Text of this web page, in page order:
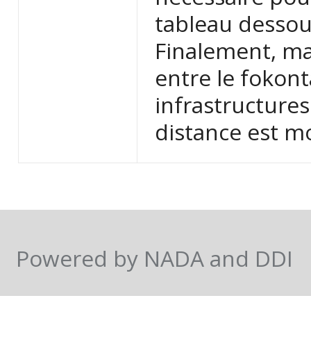
tableau
Finalement,
entre le
infrastructures
distance est
Powered by NADA and DDI